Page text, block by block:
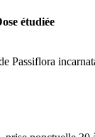
étudiée
Passiflora